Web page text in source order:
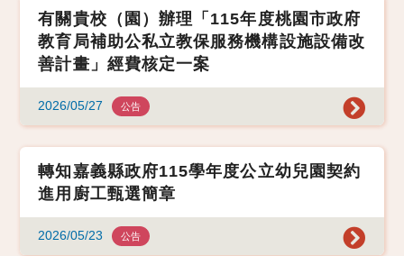
有關貴校（園）辦理「115年度桃園市政府
教育局補助公私立教保服務機構設施設備改
善計畫」經費核定一案
2026/05/27 公告
轉知嘉義縣政府115學年度公立幼兒園契約
進用廚工甄選簡章
2026/05/23 公告